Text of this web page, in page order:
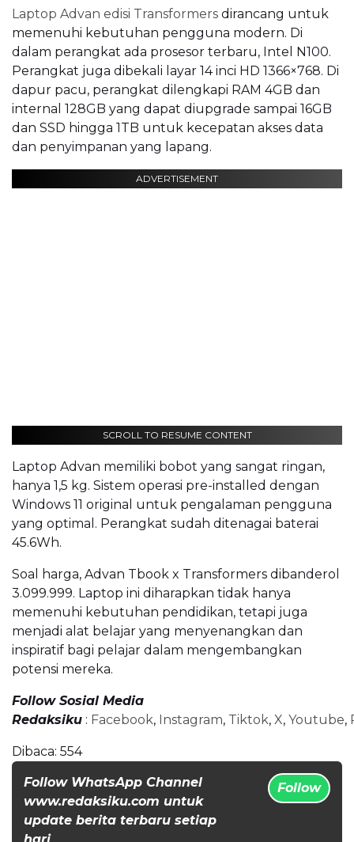
Laptop Advan edisi Transformers dirancang untuk
memenuhi kebutuhan pengguna modern. Di
dalam perangkat ada prosesor terbaru, Intel N100.
Perangkat juga dibekali layar 14 inci HD 1366×768. Di
dapur pacu, perangkat dilengkapi RAM 4GB dan
internal 128GB yang dapat diupgrade sampai 16GB
dan SSD hingga 1TB untuk kecepatan akses data
dan penyimpanan yang lapang.
ADVERTISEMENT
SCROLL TO RESUME CONTENT
Laptop Advan memiliki bobot yang sangat ringan,
hanya 1,5 kg. Sistem operasi pre-installed dengan
Windows 11 original untuk pengalaman pengguna
yang optimal. Perangkat sudah ditenagai baterai
45.6Wh.
Soal harga, Advan Tbook x Transformers dibanderol
3.099.999. Laptop ini diharapkan tidak hanya
memenuhi kebutuhan pendidikan, tetapi juga
menjadi alat belajar yang menyenangkan dan
inspiratif bagi pelajar dalam mengembangkan
potensi mereka.
Follow Sosial Media
Redaksiku : Facebook, Instagram, Tiktok, X, Youtube,
Dibaca: 554
Follow WhatsApp Channel
www.redaksiku.com untuk
update berita terbaru setiap
Follow